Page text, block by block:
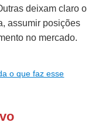
deixam claro o
assumir posições
no mercado.
o que faz esse